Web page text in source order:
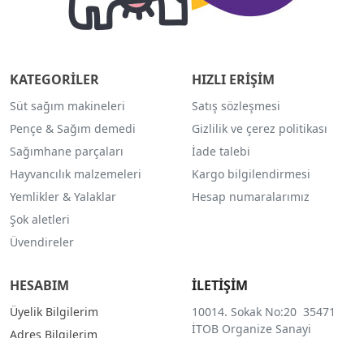
KATEGORİLER
Süt sağım makineleri
Pençe & Sağım demedi
Sağımhane parçaları
Hayvancılık malzemeleri
Yemlikler & Yalaklar
Şok aletleri
Üvendireler
HIZLI ERİŞİM
Satış sözleşmesi
Gizlilik ve çerez politikası
İade talebi
Kargo bilgilendirmesi
Hesap numaralarımız
HESABIM
Üyelik Bilgilerim
Adres Bilgilerim
İLETİŞİM
10014. Sokak No:20 35471
İTOB Organize Sanayi